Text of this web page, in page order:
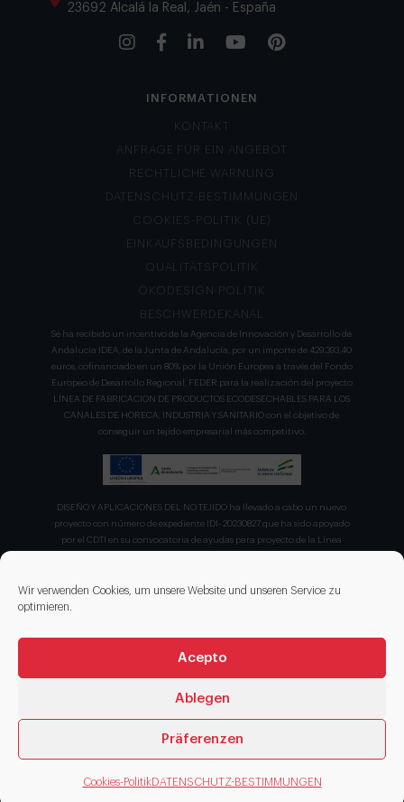
Wir verwenden Cookies, um unsere Website und unseren Service zu
optimieren.
Acepto
Ablegen
Präferenzen
Cookies-PolitikDATENSCHUTZ-BESTIMMUNGEN
23692 Alcalá la Real, Jaén - España
INFORMATIONEN
KONTAKT
ANFRAGE FÜR EIN ANGEBOT
RECHTLICHE WARNUNG
DATENSCHUTZ-BESTIMMUNGEN
COOKIES-POLITIK (UE)
EINKAUFSBEDINGUNGEN
QUALITÄTSPOLITIK
ÖKODESIGN-POLITIK
BESCHWERDEKANAL
Se ha recibido un incentivo de la Agencia de Innovación y Desarrollo de
Andalucía IDEA, de la Junta de Andalucía, por un importe de 429.393,40
euros, cofinanciado en un 80% por la Unión Europea a través del Fondo
Europeo de Desarrollo Regional, FEDER para la realización del proyecto
LÍNEA DE FABRICACION DE PRODUCTOS ECODESECHABLES PARA LOS
CANALES DE HORECA, INDUSTRIA Y SANITARIO con el objetivo de
conseguir un tejido empresarial más competitivo.
DISEÑO Y APLICACIONES DEL NO TEJIDO ha llevado a cabo un nuevo
proyecto con número de expediente IDI- 20230827 que ha sido apoyado
por el CDTI en su convocatoria de ayudas para proyecto de la Línea
sostenibles para favorecer el ecodiseño en el ámbito del packaging"
recibiendo en concepto de ayuda parcialmente reembolsable un 75%
© 2026 DISENOS NT